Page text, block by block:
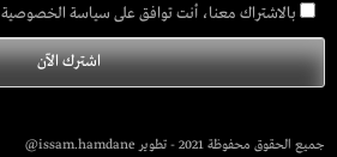
بالاشتراك معنا، أنت توافق على سياسة الخصوصية
جميع الحقوق محفوظة 2021 - تطوير issam.hamdane@